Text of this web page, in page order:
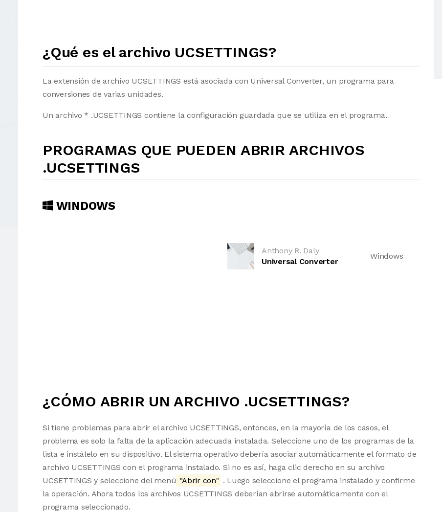
¿Qué es el archivo UCSETTINGS?
La extensión de archivo UCSETTINGS está asociada con Universal Converter, un programa para
conversiones de varias unidades.
Un archivo * .UCSETTINGS contiene la configuración guardada que se utiliza en el programa.
PROGRAMAS QUE PUEDEN ABRIR ARCHIVOS
.UCSETTINGS
WINDOWS
Anthony R. Daly
Universal Converter
Windows
¿CÓMO ABRIR UN ARCHIVO .UCSETTINGS?
Si tiene problemas para abrir el archivo UCSETTINGS, entonces, en la mayoría de los casos, el
problema es solo la falta de la aplicación adecuada instalada. Seleccione uno de los programas de la
lista e instálelo en su dispositivo. El sistema operativo debería asociar automáticamente el formato de
archivo UCSETTINGS con el programa instalado. Si no es así, haga clic derecho en su archivo
UCSETTINGS y seleccione del menú "Abrir con" . Luego seleccione el programa instalado y confirme
la operación. Ahora todos los archivos UCSETTINGS deberían abrirse automáticamente con el
programa seleccionado.